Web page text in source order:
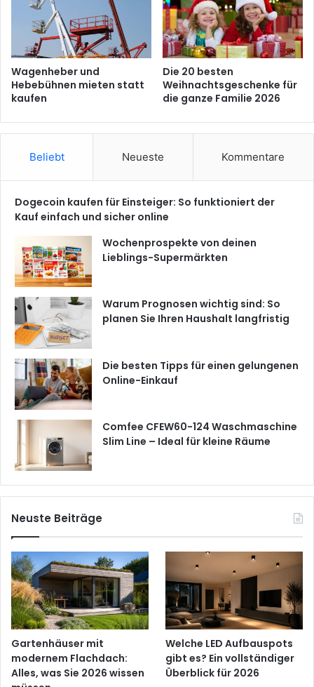
Wagenheber und
Hebebühnen mieten statt
kaufen
Die 20 besten
Weihnachtsgeschenke für
die ganze Familie 2026
Beliebt Neueste Kommentare
Dogecoin kaufen für Einsteiger: So funktioniert der
Kauf einfach und sicher online
Wochenprospekte von deinen
Lieblings-Supermärkten
Warum Prognosen wichtig sind: So
planen Sie Ihren Haushalt langfristig
Die besten Tipps für einen gelungenen
Online-Einkauf
Comfee CFEW60-124 Waschmaschine
Slim Line – Ideal für kleine Räume
Neuste Beiträge
Gartenhäuser mit
modernem Flachdach:
Alles, was Sie 2026 wissen
Welche LED Aufbauspots
gibt es? Ein vollständiger
Überblick für 2026